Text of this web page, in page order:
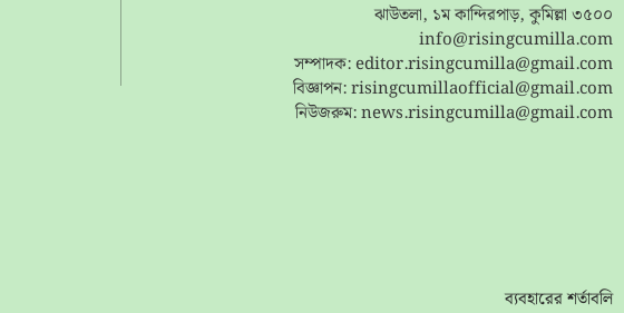
ঝাউতলা, ১ম কান্দিরপাড়, কুমিল্লা ৩৫০০
info@risingcumilla.com
সম্পাদক:editor.risingcumilla@gmail.com
বিজ্ঞাপন:risingcumillaofficial@gmail.com
নিউজরুম:news.risingcumilla@gmail.com
ব্যবহারের শর্তাবলি